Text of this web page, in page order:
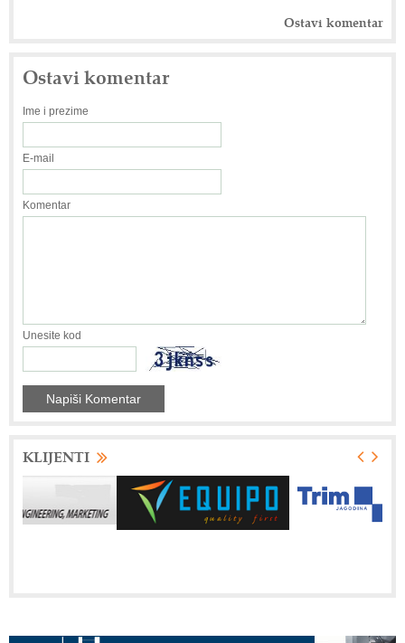
Ostavi komentar
Ostavi komentar
Ime i prezime
E-mail
Komentar
Unesite kod
KLIJENTI